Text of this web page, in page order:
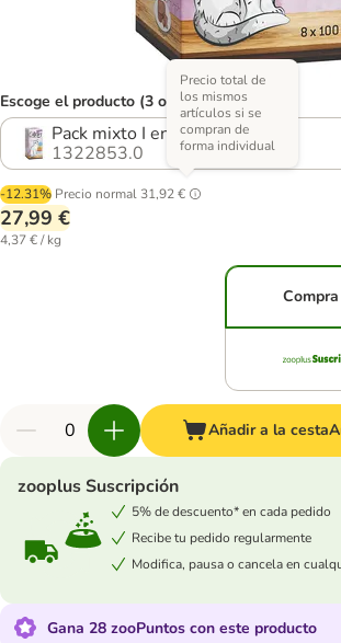
Escoge el producto (3 opciones)
Pack mixto I en paté
1322853.0
-12.31% Precio normal 31,92 €
Precio total de
los mismos
artículos si se
compran de
forma individual
27,99 €
4,37 € / kg
Añadir a la cesta
zooplus Suscripción
5% de descuento* en cada pedido
Recibe tu pedido regularmente
Modifica, pausa o cancela en
Gana 28 zooPuntos con este producto